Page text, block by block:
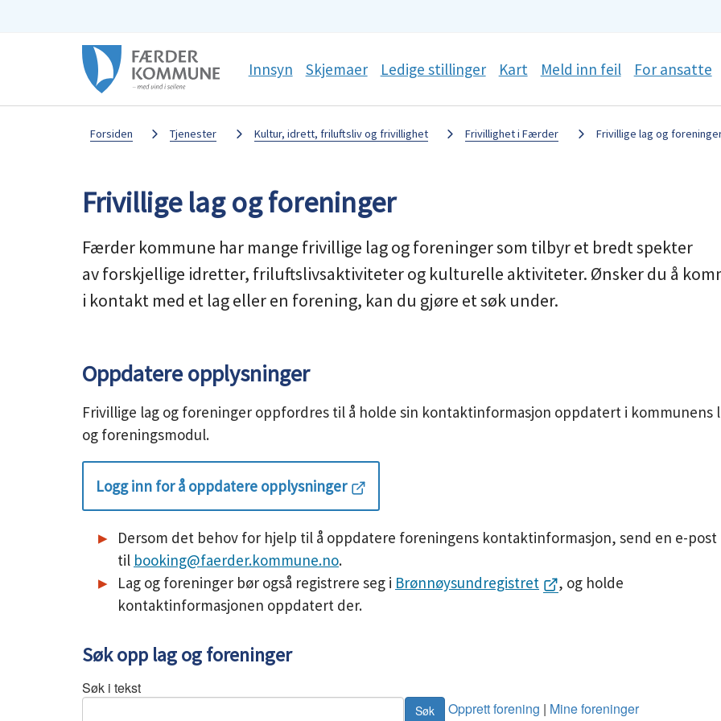
Færder
kommune
Sosiale
media
Innsyn Skjemaer Ledige stillinger Kart Meld inn feil For ansatte
Du
her:
Forsiden Tjenester Kultur, idrett, friluftsliv og frivillighet Frivillighet i Færder Frivillige lag og
Frivillige lag og foreninger
Færder kommune har mange frivillige lag og foreninger som tilbyr et bredt spekter
av forskjellige idretter, friluftslivsaktiviteter og kulturelle aktiviteter. Ønsker du å
i kontakt med et lag eller en forening, kan du gjøre et søk under.
Oppdatere opplysninger
Frivillige lag og foreninger oppfordres til å holde sin kontaktinformasjon oppdatert i kommunens
og foreningsmodul.
Logg inn for å oppdatere opplysninger
Dersom det behov for hjelp til å oppdatere foreningens kontaktinformasjon, send en e-post
til booking@faerder.kommune.no.
Lag og foreninger bør også registrere seg i Brønnøysundregistret
, og holde
kontaktinformasjonen oppdatert der.
Søk opp lag og foreninger